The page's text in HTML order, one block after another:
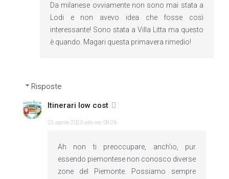
Da milanese ovviamente non sono mai stata a
Lodi e non avevo idea che fosse così
interessante! Sono stata a Villa Litta ma questo
è quando. Magari questa primavera rimedio!
Risposte
Itinerari low cost
22 aprile 2023 alle ore 09:26
Ah non ti preoccupare, anch'io, pur
essendo piemontese non conosco diverse
zone del Piemonte. Possiamo sempre